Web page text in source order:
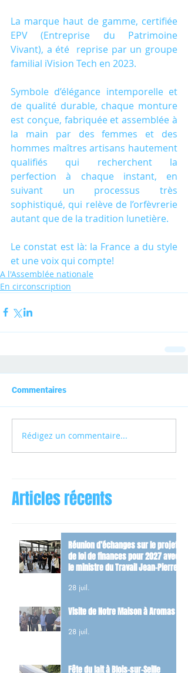
La marque haut de gamme, certifiée
EPV (Entreprise du Patrimoine
Vivant), a été  reprise par un groupe
familial iVision Tech en 2023.
Symbole d’élégance intemporelle et
de qualité durable, chaque monture
est conçue, fabriquée et assemblée à
la main par des femmes et des
hommes maîtres artisans hautement
qualifiés qui recherchent la
perfection à chaque instant, en
suivant un processus très
sophistiqué, qui relève de l’orfèvrerie
autant que de la tradition lunetière.
Le constat est là: la France a du style
et une voix qui compte!
A l'Assemblée nationale
En circonscription
Commentaires
Rédigez un commentaire...
Articles récents
Réunion d’échanges sur le projet
de loi de finances pour 2027 avec
le ministre du Travail Jean-Pierre
28 juil.
Visite de Notre Maison à Aromas
28 juil.
Fête du lait à Blois-sur-Seille